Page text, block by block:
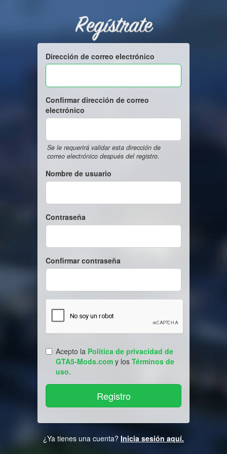
Regístrate
Dirección de correo electrónico
Confirmar dirección de correo
electrónico
Se le requerirá validar esta dirección de
correo electrónico después del registro.
Nombre de usuario
Contraseña
Confirmar contraseña
Acepto la Política de privacidad de
GTA5-Mods.com y los Términos de
uso.
¿Ya tienes una cuenta? Inicia sesión aquí.